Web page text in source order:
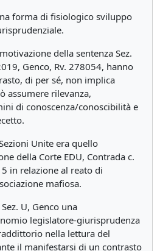
forma di fisiologico sviluppo
della sentenza Sez.
Genco, Rv. 278054, hanno
di per sé, non implica
assumere rilevanza,
di conoscenza/conoscibilità e
Unite era quello
della Corte EDU, Contrada c.
in relazione al reato di
mafiosa.
U, Genco una
legislatore-giurisprudenza
nella lettura del
il manifestarsi di un contrasto